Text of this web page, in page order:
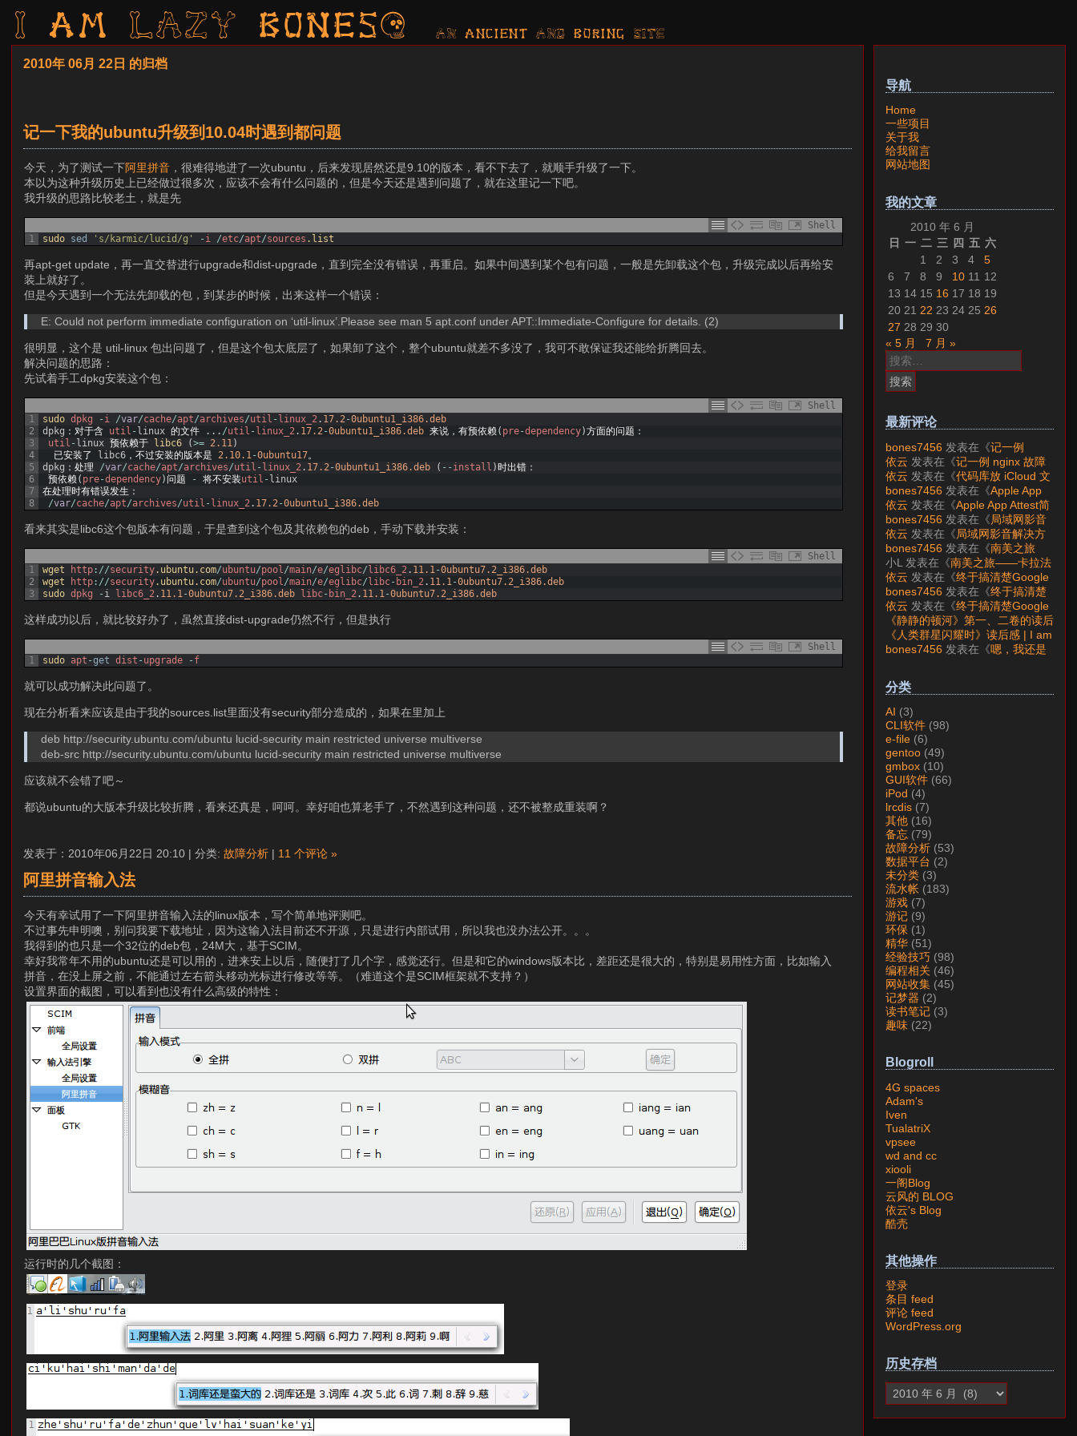
I am LAZY bones? AN ancient AND boring SITE
2010年 06月 22日 的归档
记一下我的ubuntu升级到10.04时遇到都问题
今天，为了测试一下阿里拼音 ，很难得地进了一次ubuntu，后来发现居然还是9.10的版本，看不下去了，就顺手升级了一下。
本以为这种升级历史上已经做过很多次，应该不会有什么问题的，但是今天还是遇到问题了，就在这里记一下吧。
我升级的思路比较老土，就是先
Shell
1
sudo sed 's/karmic/lucid/g' - i /etc/apt/sources .list
再apt-get update，再一直交替进行upgrade和dist-upgrade，直到完全没有错误，再重启。如果中间遇到某个包有问题，一般是先卸载这个包，升级完成以后再给安
装上就好了。
但是今天遇到一个无法先卸载的包，到某步的时候，出来这样一个错误：
E: Could not perform immediate configuration on ‘util-linux’.Please see man 5 apt.conf under APT::Immediate-Configure for details. (2)
很明显，这个是 util-linux 包出问题了，但是这个包太底层了，如果卸了这个，整个ubuntu就差不多没了，我可不敢保证我还能给折腾回去。
解决问题的思路：
先试着手工dpkg安装这个包：
Shell
1
2
3
4
5
6
7
8
sudo dpkg - i /var/cache/apt/archives/util - linux_2 . 17.2 -0ubuntu1_i386.deb
dpkg ：对于含 util -linux 的文件 . . . /util -linux_2 . 17.2 -0ubuntu1_i386.deb 来说，有预依赖 ( pre-dependency)方面的问题：
util - linux 预依赖于 libc6 (>= 2.11 )
已安装了
libc6 ，不过安装的版本是 2.10.1 -0ubuntu17。
dpkg ：处理 /var/cache/apt/archives/util - linux_2 . 17.2 -0ubuntu1_i386.deb ( -- install )时出错：
预依赖 ( pre-dependency)问题 - 将不安装util -linux
在处理时有错误发生：
/var/cache/apt/archives/util -linux_2 . 17.2 -0ubuntu1_i386.deb
看来其实是libc6这个包版本有问题，于是查到这个包及其依赖包的deb，手动下载并安装：
Shell
1
2
3
wget http : //security.ubuntu.com/ubuntu/pool /main/e/eglibc/libc6_2 . 11.1 -0ubuntu7.2_i386.deb
wget
http: //security.ubuntu.com/ubuntu/pool /main/e/eglibc/libc- bin_2 . 11.1 -0ubuntu7.2_i386.deb
sudo dpkg - i libc6_2 . 11.1 -0ubuntu7.2_i386.deb libc- bin_2 . 11.1 -0ubuntu7.2_i386.deb
这样成功以后，就比较好办了，虽然直接dist-upgrade仍然不行，但是执行
Shell
1
sudo apt -get dist - upgrade - f
就可以成功解决此问题了。
现在分析看来应该是由于我的sources.list里面没有security部分造成的，如果在里加上
deb http://security.ubuntu.com/ubuntu lucid-security main restricted universe multiverse
deb-src http://security.ubuntu.com/ubuntu lucid-security main restricted universe multiverse
应该就不会错了吧～
都说ubuntu的大版本升级比较折腾，看来还真是，呵呵。幸好咱也算老手了，不然遇到这种问题，还不被整成重装啊？
发表于：2010年06月22日 20:10 | 分类: 故障分析 | 11 个评论 »
阿里拼音输入法
今天有幸试用了一下阿里拼音输入法的linux版本，写个简单地评测吧。
不过事先申明噢，别问我要下载地址，因为这输入法目前还不开源，只是进行内部试用，所以我也没办法公开。。。
我得到的也只是一个32位的deb包，24M大，基于SCIM。
幸好我常年不用的ubuntu还是可以用的，进来安上以后，随便打了几个字，感觉还行。但是和它的windows版本比，差距还是很大的，特别是易用性方面，比如输入
拼音，在没上屏之前，不能通过左右箭头移动光标进行修改等等。（难道这个是SCIM框架就不支持？）
设置界面的截图，可以看到也没有什么高级的特性：
运行时的几个截图：
导航
Home
一些项目
关于我
给我留言
网站地图
我的文章
2010 年 6 月
日 一 二 三 四 五 六
1
2 3 4
5
6
7 8 9 10 11 12
13 14 15 16 17 18 19
20 21 22 23 24 25 26
27 28 29 30
« 5 月
7 月 »
搜
索：
最新评论
bones7456 发表在《记一例
nginx 故障分析》
依云 发表在《记一例 nginx 故障
分析 》
依云 发表在《代码库放 iCloud 文
件夹会怎样？》
bones7456 发表在《Apple App
Attest简介》
依云 发表在《Apple App Attest简
介》
bones7456 发表在《局域网影音
解决方案——Jellyfin》
依云 发表在《局域网影音解决方
案——Jellyfin》
bones7456 发表在《南美之旅
——卡拉法特看莫雷诺大冰川》
小L 发表在《南美之旅——卡拉法
特看莫雷诺大冰川》
依云 发表在《终于搞清楚Google
账号的所属国家的逻辑了》
bones7456 发表在《终于搞清楚
Google账号的所属国家的逻辑
了》
依云 发表在《终于搞清楚Google
账号的所属国家的逻辑了》
《静静的顿河》第一、二卷的读后
感 | I am LAZY bones?发表在
《《人类群星闪耀时》读后感》
《人类群星闪耀时》读后感 | I am
LAZY bones?发表在《
《显微镜
bones7456 发表在《嗯，我还是
分类
AI (3)
CLI软件 (98)
e-file (6)
gentoo (49)
gmbox (10)
GUI软件 (66)
iPod (4)
lrcdis (7)
其他 (16)
备忘 (79)
故障分析 (53)
数据平台 (2)
未分类 (3)
流水帐 (183)
游戏 (7)
游记 (9)
环保 (1)
精华 (51)
经验技巧 (98)
编程相关 (46)
网站收集 (45)
记梦器 (2)
读书笔记 (3)
趣味 (22)
Blogroll
4G spaces
Adam's
Iven
TualatriX
vpsee
wd and cc
xiooli
一阁Blog
云风的 BLOG
依云's Blog
酷壳
其他操作
登录
条目 feed
评论 feed
WordPress.org
历史存档